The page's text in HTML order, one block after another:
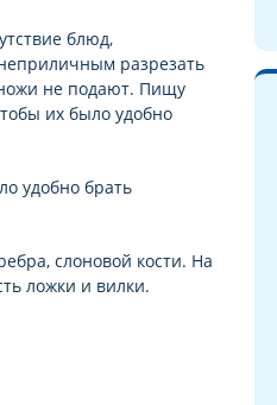
блюд,
разрезать
не подают. Пищу
их было удобно
удобно брать
слоновой кости. На
ложки и вилки.